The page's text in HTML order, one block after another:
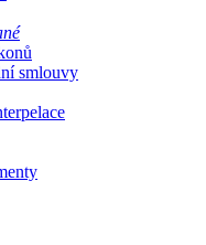
smlouvy